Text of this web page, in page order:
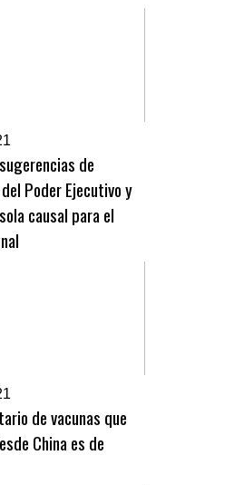
de
Poder Ejecutivo y
causal para el
de vacunas que
China es de